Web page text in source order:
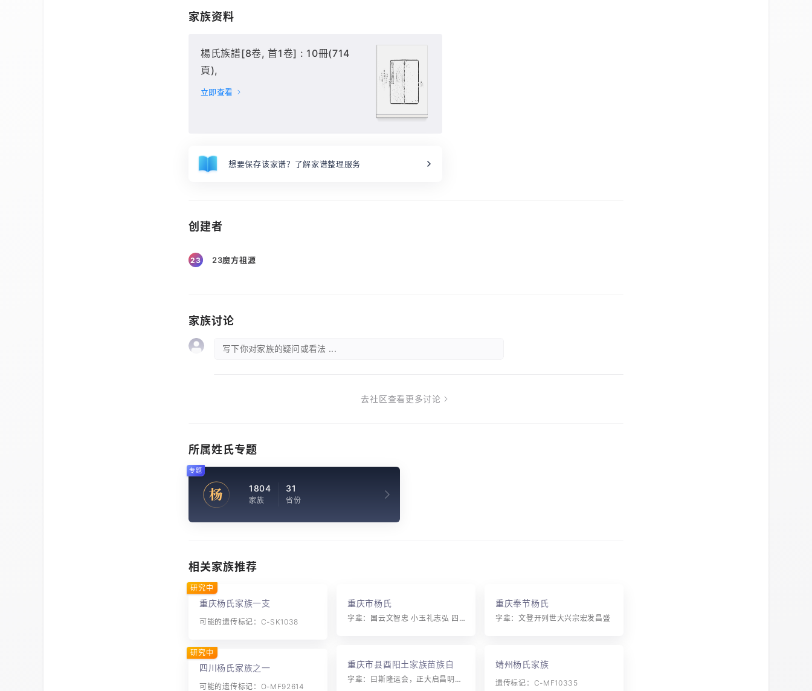
家族资料
楊氏族譜[8卷, 首1卷] : 10冊(714
頁),
立即查看
想要保存该家谱？了解家谱整理服务
创建者
23 23魔方祖源
家族讨论
写下你对家族的疑问或看法 ...
去社区查看更多讨论
所属姓氏专题
杨 1804
家族
31
省份
专题
相关家族推荐
重庆杨氏家族一支
可能的遗传标记：C-SK1038
研究中
重庆市杨氏
字辈：国云文智忠 小玉礼志弘 四德光明昌 永正大兴荣
重庆奉节杨氏
字辈：文登开列世大兴宗宏发昌盛
四川杨氏家族之一
可能的遗传标记：O-MF92614
研究中
重庆市县酉阳土家族苗族自治
县毛坝乡杨氏
字辈：曰斯隆运会，正大启昌明，自有兴朝彦，贤才继仕生。
靖州杨氏家族
遗传标记：C-MF10335